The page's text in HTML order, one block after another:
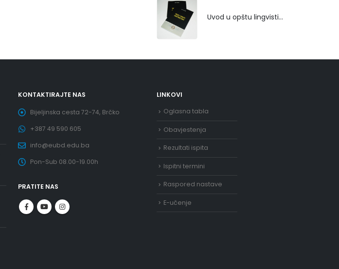
Uvod u opštu lingvistiku
KONTAKTIRAJTE NAS
Bijeljinska cesta 72-74, Brčko
+387 49 590 605
info@eubd.edu.ba
Pon-Sub 08.00-19.00h
PRATITE NAS
LINKOVI
Oglasna tabla
Obavjestenja
Rezultati ispita
Ispitni termini
Raspored nastave
E-učenje